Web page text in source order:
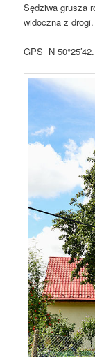
Sędziwa grusza
widoczna z drogi.
GPS N